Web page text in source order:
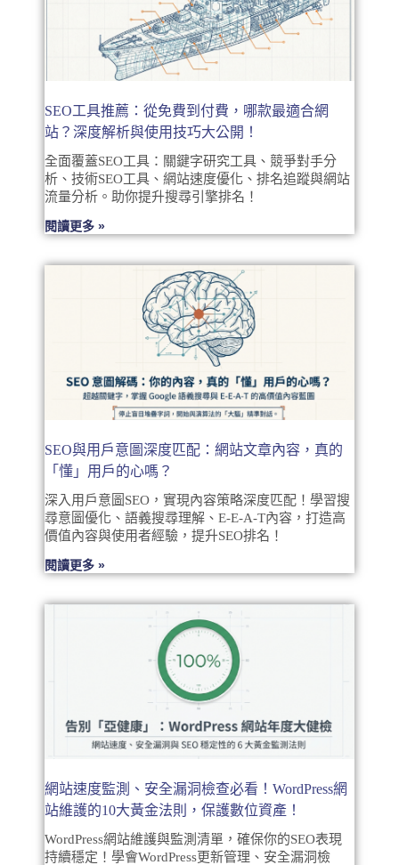
SEO工具推薦：從免費到付費，哪款最適合網
站？深度解析與使用技巧大公開！
全面覆蓋SEO工具：關鍵字研究工具、競爭對手分
析、技術SEO工具、網站速度優化、排名追蹤與網站
流量分析。助你提升搜尋引擎排名！
閱讀更多 »
SEO與用戶意圖深度匹配：網站文章內容，真的
「懂」用戶的心嗎？
深入用戶意圖SEO，實現內容策略深度匹配！學習搜
尋意圖優化、語義搜尋理解、E-E-A-T內容，打造高
價值內容與使用者經驗，提升SEO排名！
閱讀更多 »
網站速度監測、安全漏洞檢查必看！WordPress網
站維護的10大黃金法則，保護數位資產！
WordPress網站維護與監測清單，確保你的SEO表現
持續穩定！學會WordPress更新管理、安全漏洞檢